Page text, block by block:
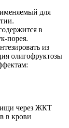
для
в
порея.
из
олигофруктозы
через ЖКТ
в крови